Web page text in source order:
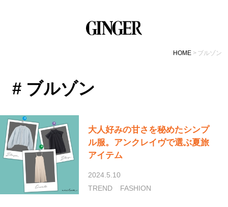
HOME ブルゾン
# ブルゾン
大人好みの甘さを秘めたシンプ
ル服。アンクレイヴで選ぶ夏旅
アイテム
2024.5.10
TREND
FASHION